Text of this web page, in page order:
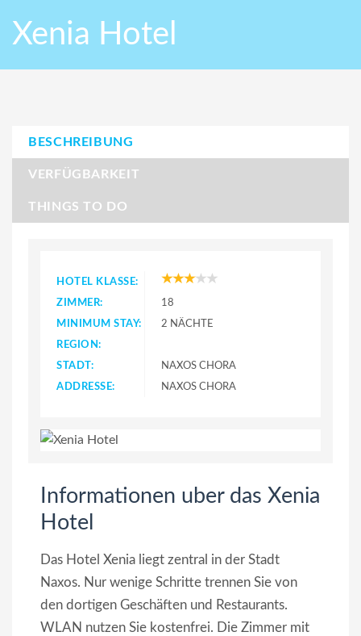
Xenia Hotel
BESCHREIBUNG
VERFÜGBARKEIT
THINGS TO DO
HOTEL KLASSE:
ZIMMER:
18
MINIMUM STAY:
2 NÄCHTE
REGION:
STADT:
NAXOS CHORA
ADDRESSE:
NAXOS CHORA
Informationen uber das Xenia
Hotel
Das Hotel Xenia liegt zentral in der Stadt
Naxos. Nur wenige Schritte trennen Sie von
den dortigen Geschäften und Restaurants.
WLAN nutzen Sie kostenfrei. Die Zimmer mit